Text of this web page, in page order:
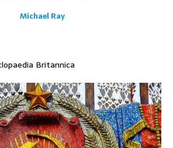
Michael Ray
Britannica